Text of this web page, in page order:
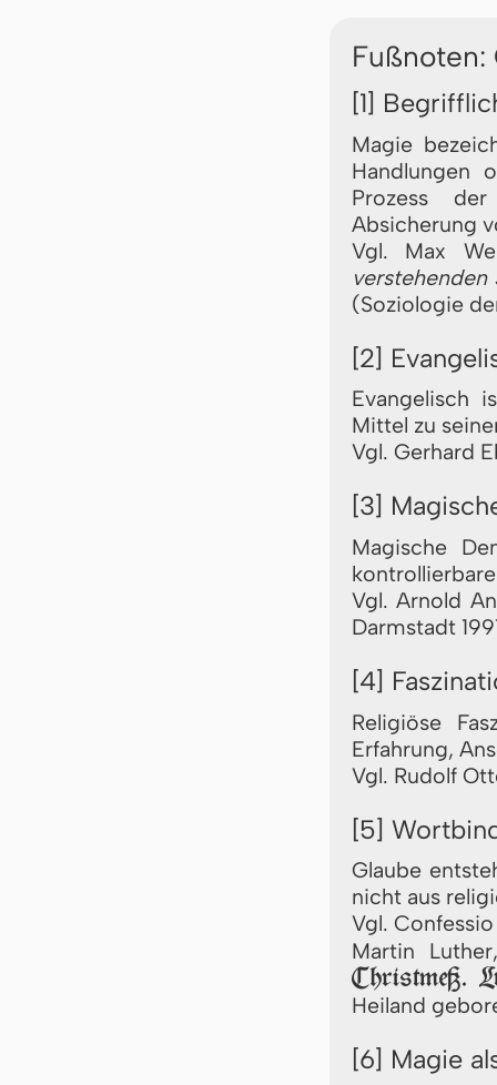
[1]
Magie
Handlungen
Prozess
Absicherung
Vgl. Max
verstehenden
(Soziologie
[2]
Evangelisch
Mittel zu
Vgl. Gerhard
[3]
Magische
Vgl. Arnold
Darmstadt
[4]
Religiöse
Erfahrung,
Vgl. Rudolf
[5]
Glaube
nicht aus
Vgl.
Martin
Christmeß.
Heiland
[6] Magie